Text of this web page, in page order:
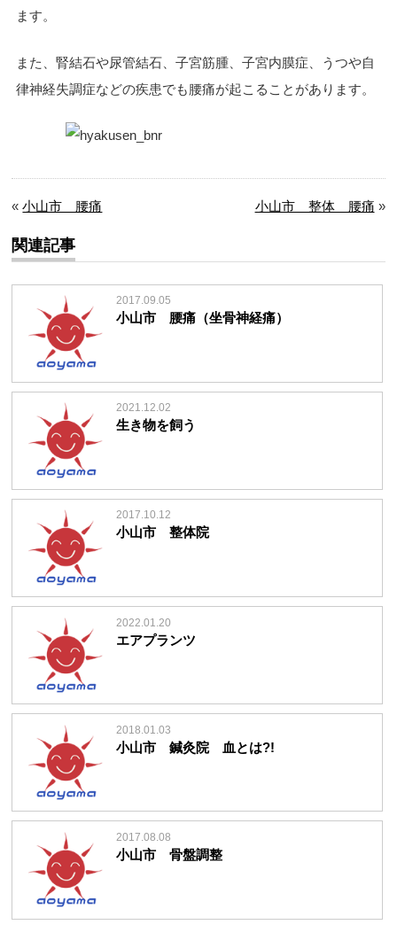
ます。
また、腎結石や尿管結石、子宮筋腫、子宮内膜症、うつや自
律神経失調症などの疾患でも腰痛が起こることがあります。
«小山市 腰痛 小山市 整体 腰痛 »
関連記事
2017.09.05
小山市 腰痛（坐骨神経痛）
2021.12.02
生き物を飼う
2017.10.12
小山市 整体院
2022.01.20
エアプランツ
2018.01.03
小山市 鍼灸院 血とは?!
2017.08.08
小山市 骨盤調整